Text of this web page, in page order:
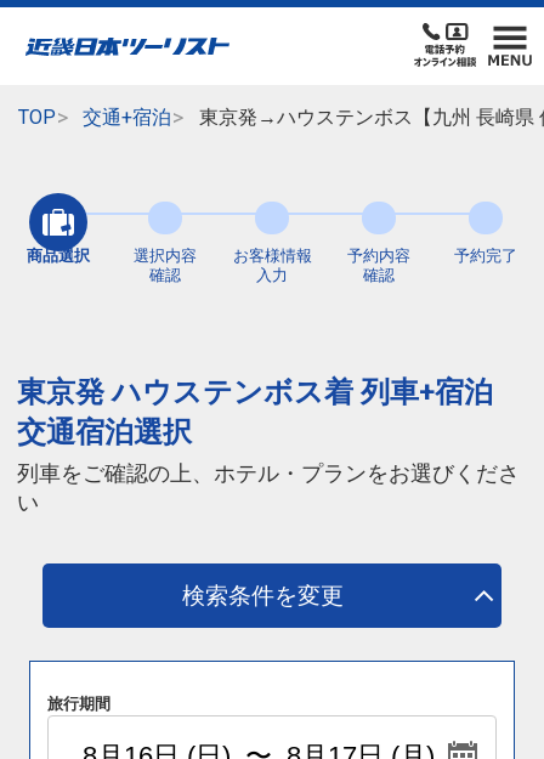
TOP 交通+宿泊 東京発→ハウステンボス【九州 長崎県
商品選択
選択内容
確認
お客様情報
入力
予約内容
確認
予約完了
東京発 ハウステンボス着 列車+宿泊
交通宿泊選択
列車をご確認の上、ホテル・プランをお選びくださ
い
検索条件を変更
旅行期間